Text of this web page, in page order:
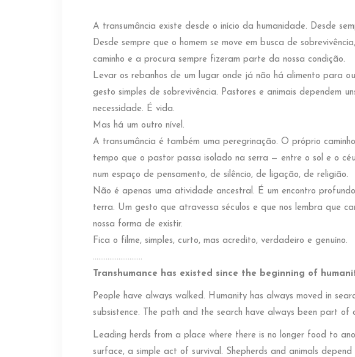
A transumância existe desde o início da humanidade. Desde
Desde sempre que o homem se move em busca de
caminho e a procura sempre fizeram parte da nossa condição.
Levar os rebanhos de um lugar onde já não há alimento para
gesto simples de sobrevivência. Pastores e animais dependem
necessidade. É vida.
Mas há um outro nível.
A transumância é também uma peregrinação. O próprio
tempo que o pastor passa isolado na serra — entre o sol e o
num espaço de pensamento, de silêncio, de ligação, de religião.
Não é apenas uma atividade ancestral. É um encontro
terra. Um gesto que atravessa séculos e que nos lembra que
nossa forma de existir.
Fica o filme, simples, curto, mas acredito, verdadeiro e genuíno.
………………………
Transhumance has existed since the beginning of
People have always walked. Humanity has always moved in
subsistence. The path and the search have always been part of
Leading herds from a place where there is no longer food to
surface, a simple act of survival. Shepherds and animals